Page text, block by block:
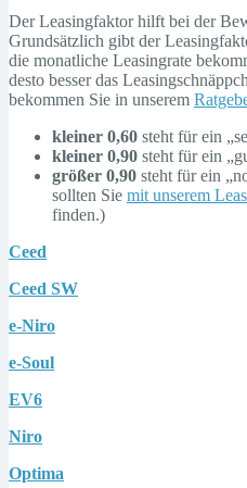
Der Leasingfaktor hilft bei der
Grundsätzlich gibt der
die monatliche Leasingrate
desto besser das
bekommen Sie in unserem
kleiner 0,60 steht für ein
kleiner 0,90 steht für ein
größer 0,90 steht für ein
sollten Sie mit unserem
finden.)
Ceed
Ceed SW
e-Niro
e-Soul
EV6
Niro
Optima